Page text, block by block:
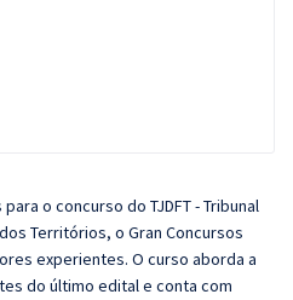
o concurso do TJDFT - Tribunal
Territórios, o Gran Concursos
experientes. O curso aborda a
do último edital e conta com